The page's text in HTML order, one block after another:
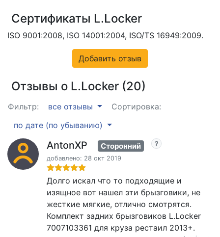
Сертификаты L.Locker
ISO 9001:2008, ISO 14001:2004, ISO/TS 16949:2009.
Добавить отзыв
Отзывы о L.Locker (20)
Фильтр: все отзывы
Сортировка:
по дате (по убыванию)
AntonXP Сторонний
добавлено: 28 окт 2019
Долго искал что то подходящие и
изящное вот нашел эти брызговики, не
жесткие мягкие, отлично смотрятся.
Комплект задних брызговиков L.Locker
7007103361 для круза рестаил 2013+.